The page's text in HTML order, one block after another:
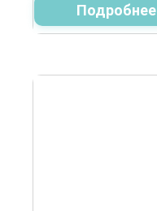
Подробнее